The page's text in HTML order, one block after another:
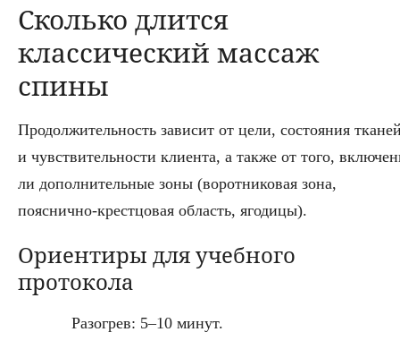
Сколько длится
классический массаж
спины
Продолжительность зависит от цели, состояния
и чувствительности клиента, а также от того,
ли дополнительные зоны (воротниковая зона,
пояснично-крестцовая область, ягодицы).
Ориентиры для учебного
протокола
Разогрев: 5–10 минут.